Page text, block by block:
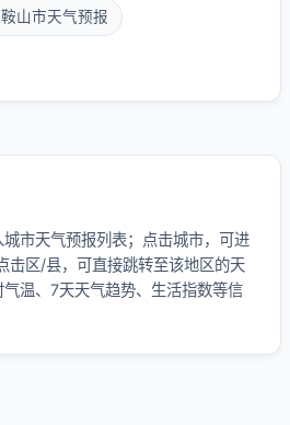
山市天气预报
市天气预报列表；点击城市，可进
击区/县，可直接跳转至该地区的天
温、7天天气趋势、生活指数等信